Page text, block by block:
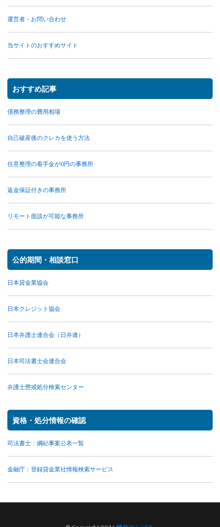
運営者・お問い合わせ
当サイトのおすすめサイト
おすすめ記事
債務整理の費用相場
自己破産後のクレカを使う方法
任意整理の着手金が0円の事務所
返金保証付きの事務所
リモート面談が可能な事務所
公的期間・相談窓口
日本貸金業協会
日本クレジット協会
日本弁護士連合会（日弁連）
日本司法書士会連合会
弁護士懲戒処分検索センター
資格・処分情報の確認
司法書士：綱紀事案公表一覧
金融庁：登録貸金業社情報検索サービス